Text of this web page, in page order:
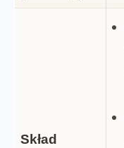
Skład